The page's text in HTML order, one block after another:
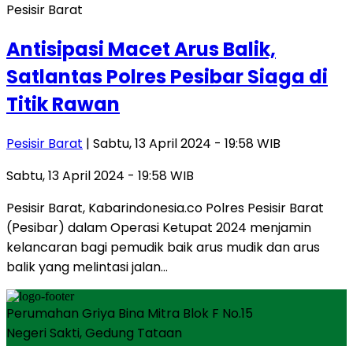
Pesisir Barat
Antisipasi Macet Arus Balik,
Satlantas Polres Pesibar Siaga di
Titik Rawan
Pesisir Barat | Sabtu, 13 April 2024 - 19:58 WIB
Sabtu, 13 April 2024 - 19:58 WIB
Pesisir Barat, Kabarindonesia.co Polres Pesisir Barat
(Pesibar) dalam Operasi Ketupat 2024 menjamin
kelancaran bagi pemudik baik arus mudik dan arus
balik yang melintasi jalan…
Perumahan Griya Bina Mitra Blok F No.15
Negeri Sakti, Gedung Tataan